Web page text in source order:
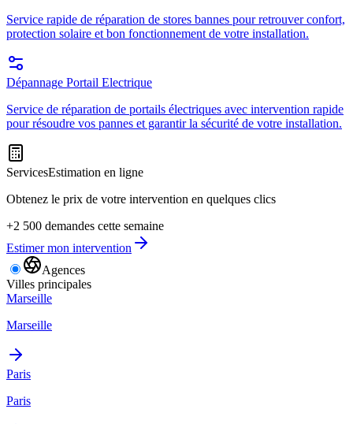
Service rapide de réparation de stores bannes pour retrouver confort,
protection solaire et bon fonctionnement de votre installation.
Dépannage Portail Electrique
Service de réparation de portails électriques avec intervention rapide
pour résoudre vos pannes et garantir la sécurité de votre installation.
ServicesEstimation en ligne
Obtenez le prix de votre intervention en quelques clics
+2 500 demandes cette semaine
Estimer mon intervention
Agences
Villes principales
Marseille
Marseille
Paris
Paris